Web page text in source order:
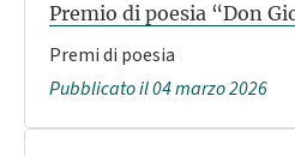
Premio di poesia “Don
Premi di poesia
Pubblicato il 04 marzo 2026